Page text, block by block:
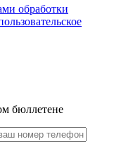
обработки
бюллетене